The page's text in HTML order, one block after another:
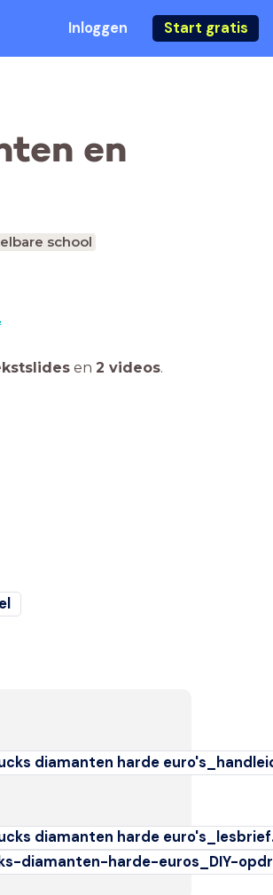
Inloggen Start gratis
en
school
en 2 videos.
diamanten harde
diamanten harde
diamanten-harde-euros_DIY-